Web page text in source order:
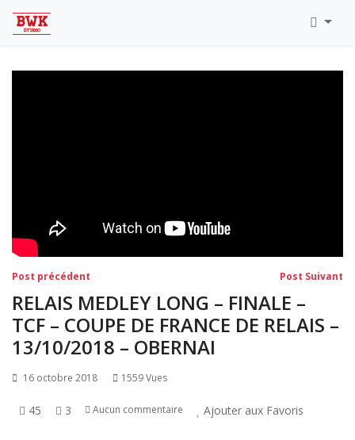
Navigation
de
l’article
Post précédent Post Suivant
RELAIS MEDLEY LONG – FINALE –
TCF – COUPE DE FRANCE DE RELAIS –
13/10/2018 – OBERNAI
16 octobre 2018 1559 Vues
45 3 Aucun commentaire Ajouter aux Favoris